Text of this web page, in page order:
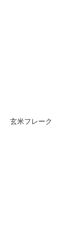
玄米フレーク